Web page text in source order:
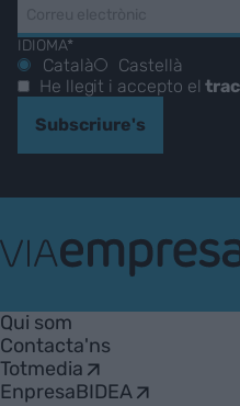
IDIOMA*
Català
Castellà
He llegit i accepto el
Subscriure's
Empresa
Qui som
Contacta'ns
Totmedia
EnpresaBIDEA